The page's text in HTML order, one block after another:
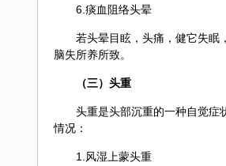
6.痰血阻络头晕
若头晕目眩，头痛，健它失眠
脑失所养所致。
（三）头重
头重是头部沉重的一种自觉症
情况：
1.风湿上蒙头重